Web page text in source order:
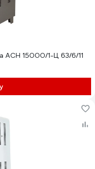
АСН 15000/1-Ц 63/6/11